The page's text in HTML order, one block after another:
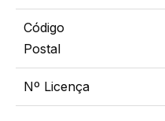
Código
Postal
Nº Licença